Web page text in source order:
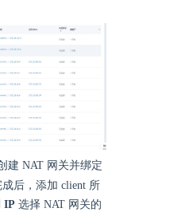
建 NAT 网关并绑定
后，添加 client 所
IP 选择 NAT 网关的